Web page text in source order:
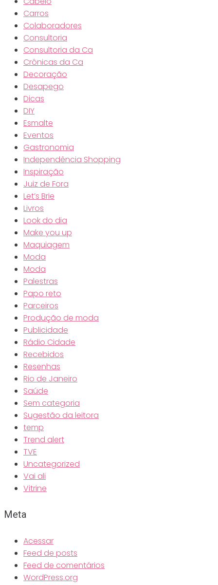
Carros
Colaboradores
Consultoria
Consultoria da Ca
Crônicas da Ca
Decoração
Desapego
Dicas
DIY
Esmalte
Eventos
Gastronomia
Independência Shopping
Inspiração
Juiz de Fora
Let’s Brie
Livros
Look do dia
Make you up
Maquiagem
Moda
Moda
Palestras
Papo reto
Parceiros
Produção de moda
Publicidade
Rádio Cidade
Recebidos
Resenhas
Rio de Janeiro
Saúde
Sem categoria
Sugestão da leitora
temp
Trend alert
TVE
Uncategorized
Vai ali
Vitrine
Meta
Acessar
Feed de posts
Feed de comentários
WordPress.org